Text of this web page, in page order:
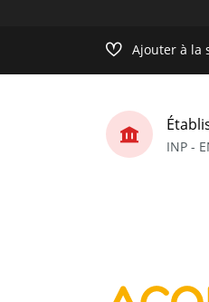
Ajouter à la
INP -